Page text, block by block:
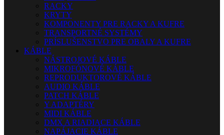
RACKY
KRYTY
KOMPONENTY PRE RACKY A KUFRE
TRANSPORTNÉ SYSTÉMY
PRÍSLUŠENSTVO PRE OBALY A KUFRE
KÁBLE
NÁSTROJOVÉ KÁBLE
MIKROFÓNOVÉ KÁBLE
REPRODUKTOROVÉ KÁBLE
AUDIO KÁBLE
PATCH KÁBLE
Y ADAPTÉRY
MIDI KÁBLE
DMX A RIADIACE KÁBLE
NAPÁJACIE KÁBLE